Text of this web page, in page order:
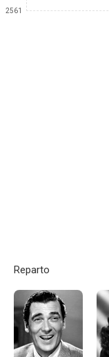
2561
Reparto